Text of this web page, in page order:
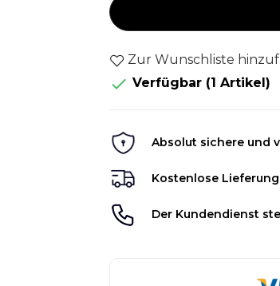
Zur Wunschliste
 Verfügbar (1 Artikel)
Absolut sichere und
Kostenlose
Der Kundendienst